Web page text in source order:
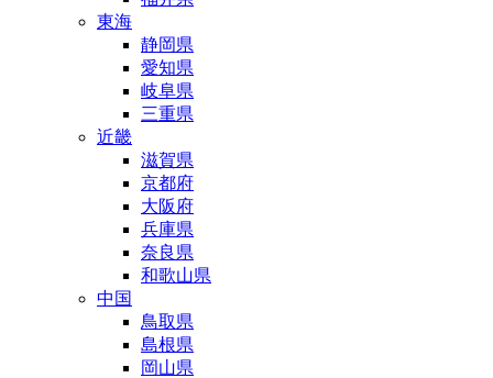
東海
静岡県
愛知県
岐阜県
三重県
近畿
滋賀県
京都府
大阪府
兵庫県
奈良県
和歌山県
中国
鳥取県
島根県
岡山県